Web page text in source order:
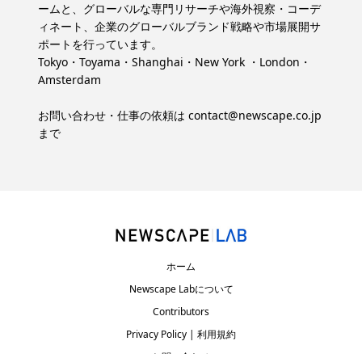
ームと、グローバルな専門リサーチや海外視察・コーデ
ィネート、企業のグローバルブランド戦略や市場展開サ
ポートを行っています。
Tokyo・Toyama・Shanghai・New York ・London・
Amsterdam
お問い合わせ・仕事の依頼は contact@newscape.co.jp
まで
ホーム
Newscape Labについて
Contributors
Privacy Policy | 利用規約